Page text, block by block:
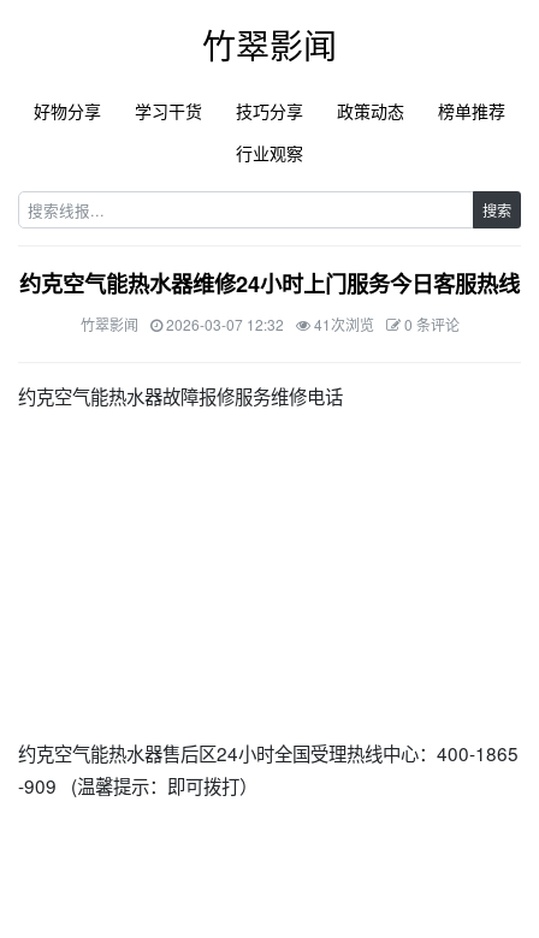
竹翠影闻
好物分享 学习干货 技巧分享 政策动态
榜单推荐
行业观察
搜索
约克空气能热水器维修24小时上门服务今日客服热线
竹翠影闻 2026-03-07 12:32 41次浏览 0 条评论
约克空气能热水器故障报修服务维修电话
约克空气能热水器售后区24小时全国受理热线中心：400-1865
-909 (温馨提示：即可拨打）